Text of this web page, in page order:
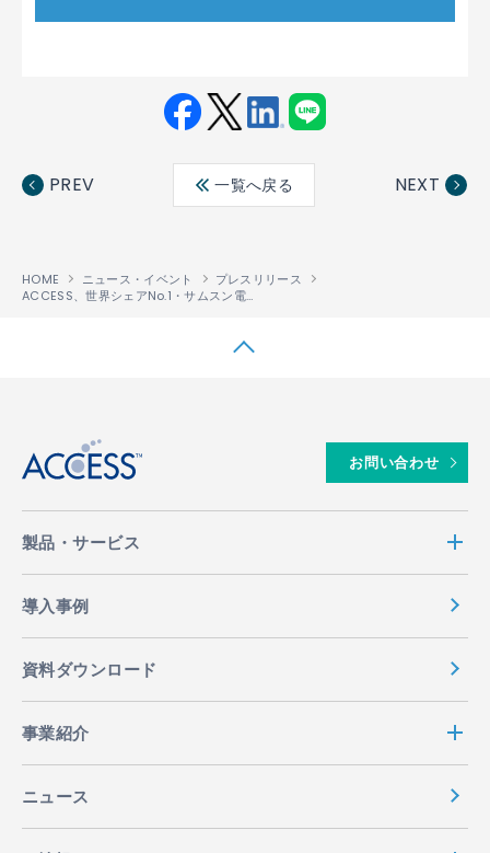
ebo ter
edin
PREV 一覧へ戻る NEXT
HOME ニュース・イベント
プレスリリース
ACCESS、世界シェアNo.1・サムスン電子のサイネージディスプレイの販売を12月21日から開始
お問い合わせ
製品・サービス
導入事例
資料ダウンロード
事業紹介
ニュース